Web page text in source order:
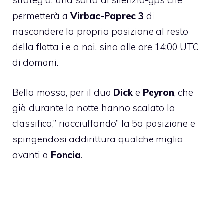
permetterà aVirbac-Paprec 3 di
nascondere la propria posizione al resto
della flotta i e a noi, sino alle ore 14:00 UTC
di domani.
Bella mossa, per il duo Dick e Peyron, che
già durante la notte hanno scalato la
classifica,” riacciuffando” la 5a posizione e
spingendosi addirittura qualche miglia
avanti a Foncia.